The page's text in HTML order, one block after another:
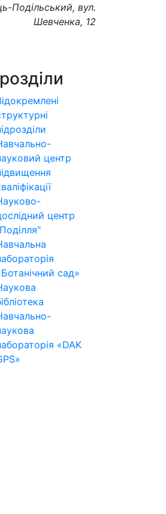
Подільський, вул.
Шевченка, 12
центр
центр
сад»
«DAK